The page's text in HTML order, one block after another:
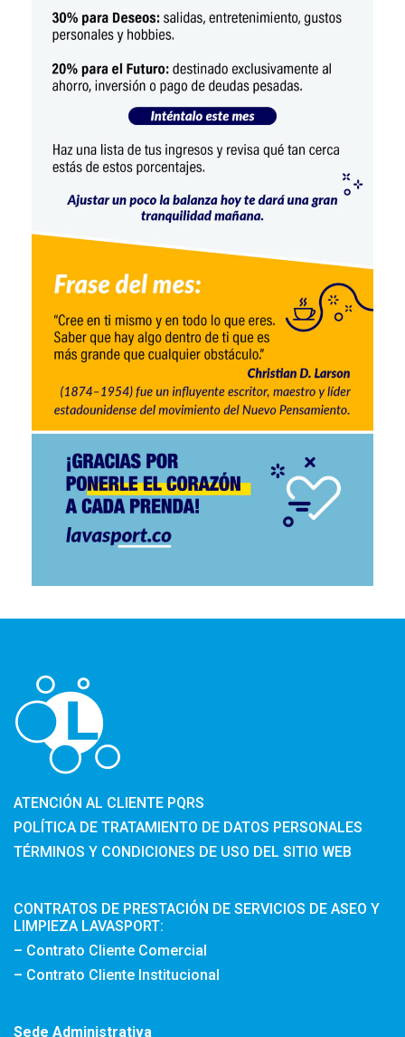
ATENCIÓN AL CLIENTE PQRS
POLÍTICA DE TRATAMIENTO DE DATOS PERSONALES
TÉRMINOS Y CONDICIONES DE USO DEL SITIO WEB
CONTRATOS DE PRESTACIÓN DE SERVICIOS DE ASEO Y
LIMPIEZA LAVASPORT:
– Contrato Cliente Comercial
– Contrato Cliente Institucional
Sede Administrativa